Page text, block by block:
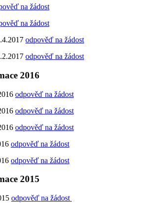
na žádost
na žádost
odpověď na žádost
odpověď na žádost
2016
odpověď na žádost
odpověď na žádost
odpověď na žádost
odpověď na žádost
odpověď na žádost
2015
odpověď na žádost